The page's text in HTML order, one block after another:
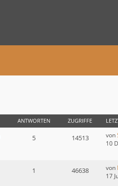
ANTWORTEN ZUGRIFFE
5 14513 von
10
1 46638 von
17